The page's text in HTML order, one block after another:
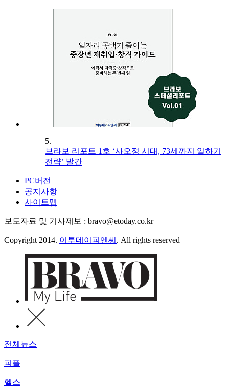
5.
브라보 리포트 1호 ‘사오정 시대, 73세까지 일하기
전략’ 발간
PC버전
공지사항
사이트맵
보도자료 및 기사제보 : bravo@etoday.co.kr
Copyright 2014. 이투데이피엔씨 . All rights reserved
전체뉴스
피플
헬스